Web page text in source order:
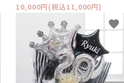
10,000円(税込11,000円)
favorite